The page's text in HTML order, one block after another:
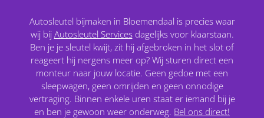
Autosleutel bijmaken in Bloemendaal is precies waar
wij bij Autosleutel Servicesdagelijks voor klaarstaan.
Ben je je sleutel kwijt, zit hij afgebroken in het slot of
reageert hij nergens meer op? Wij sturen direct een
monteur naar jouw locatie. Geen gedoe met een
sleepwagen, geen omrijden en geen onnodige
vertraging. Binnen enkele uren staat er iemand bij je
en ben je gewoon weer onderweg. Bel ons direct!